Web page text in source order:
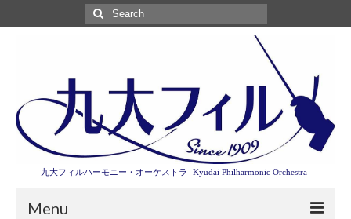
Search
for:
九大フィルハーモニー・オーケストラ -Kyudai Philharmonic Orchestra-
Menu